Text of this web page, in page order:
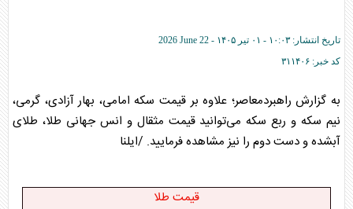
تاریخ انتشار: ۱۰:۰۳ - ۰۱ تير ۱۴۰۵ -
2026 June 22
کد خبر: ۳۱۱۴۰۶
به گزارش راهبردمعاصر؛ علاوه بر قیمت سکه امامی، بهار آزادی، گرمی،
نیم سکه و ربع سکه می‌توانید قیمت مثقال و انس جهانی طلا، طلای
آبشده و دست دوم را نیز مشاهده فرمایید. /ایلنا
قیمت طلا